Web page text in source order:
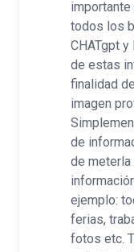
todos los
CHATgpt
de estas
finalidad
imagen
de
de meterla
ejemplo:
ferias,
fotos etc.